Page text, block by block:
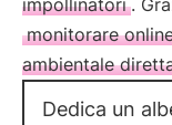
impollinatori .
monitorare
ambientale
Dedica un